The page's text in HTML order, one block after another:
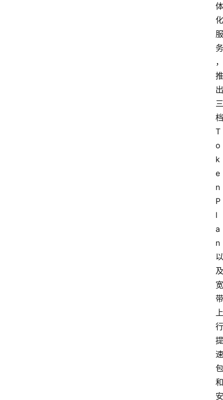
体
化
服
务
，
推
出
三
档
T
o
k
e
n
P
l
a
n
以
及
宽
带
上
行
提
速
包
和
安